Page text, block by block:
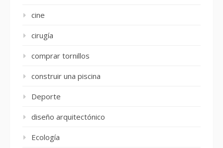
cine
cirugía
comprar tornillos
construir una piscina
Deporte
diseño arquitectónico
Ecología